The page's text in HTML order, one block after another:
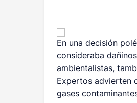
En una decisión
consideraba
ambientalistas,
Expertos advierten
gases